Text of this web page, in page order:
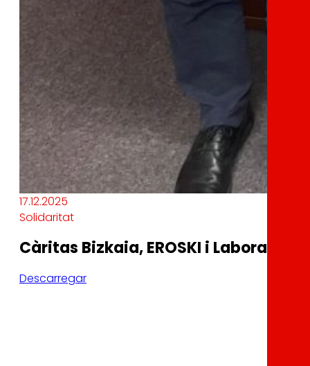
17.12.2025
Solidaritat
Càritas Bizkaia, EROSKI i Laboral
Descarregar